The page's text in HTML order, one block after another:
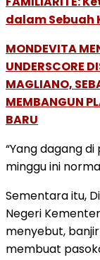
dalam Sebuah
MONDEVITA
UNDERSCORE
MAGLIANO,
MEMBANGUN
BARU
“Yang dagang
minggu ini
Sementara itu,
Negeri
menyebut,
membuat